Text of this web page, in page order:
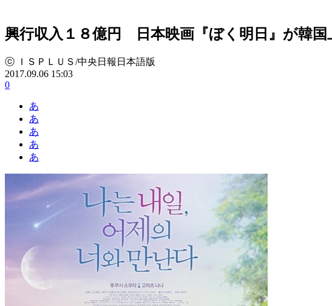
興行収入１８億円 日本映画『ぼく明日』が韓
ⓒ ＩＳＰＬＵＳ/中央日報日本語版
2017.09.06 15:03
0
あ
あ
あ
あ
あ